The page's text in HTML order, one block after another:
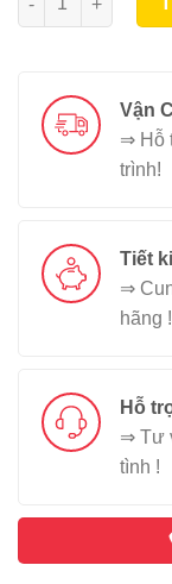
Vận
⇒ Hỗ
trình!
Tiết
⇒
hãng !
Hỗ
⇒ Tư
tình !